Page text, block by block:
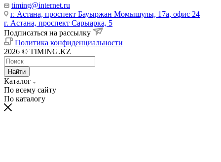
timing@internet.ru
г. Астана, проспект Бауыржан Момышулы, 17а, офис 24
г. Астана, проспект Сарыарка, 5
Подписаться на рассылку
Политика конфиденциальности
2026 © TIMING.KZ
Найти
Каталог
По всему сайту
По каталогу